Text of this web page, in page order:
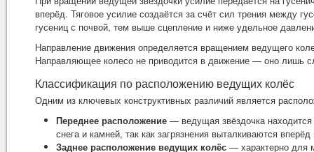
вперёд. Тяговое усилие создаётся за счёт сил трения между
гусениц с почвой, тем выше сцепление и ниже удельное
Направление движения определяется вращением ведущего
Направляющее колесо не приводится в движение — оно лишь
Классификация по расположению ведущих колёс
Одним из ключевых конструктивных различий является
Переднее расположение — ведущая звёздочка
снега и камней, так как загрязнения выталкиваются вперёд
Заднее расположение ведущих колёс — характерно для